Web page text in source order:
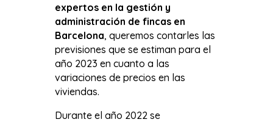
expertos en la gestión y
administración de fincas en
Barcelona, queremos contarles las
previsiones que se estiman para el
año 2023 en cuanto a las
variaciones de precios en las
viviendas.
Durante el año 2022 se